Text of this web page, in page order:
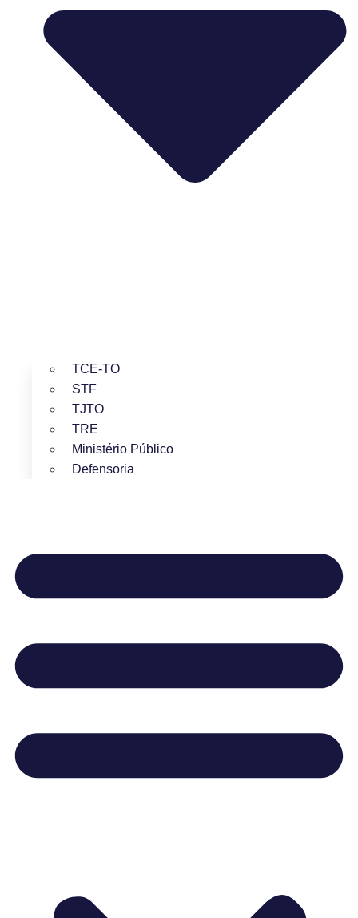
TCE-TO
STF
TJTO
TRE
Ministério Público
Defensoria